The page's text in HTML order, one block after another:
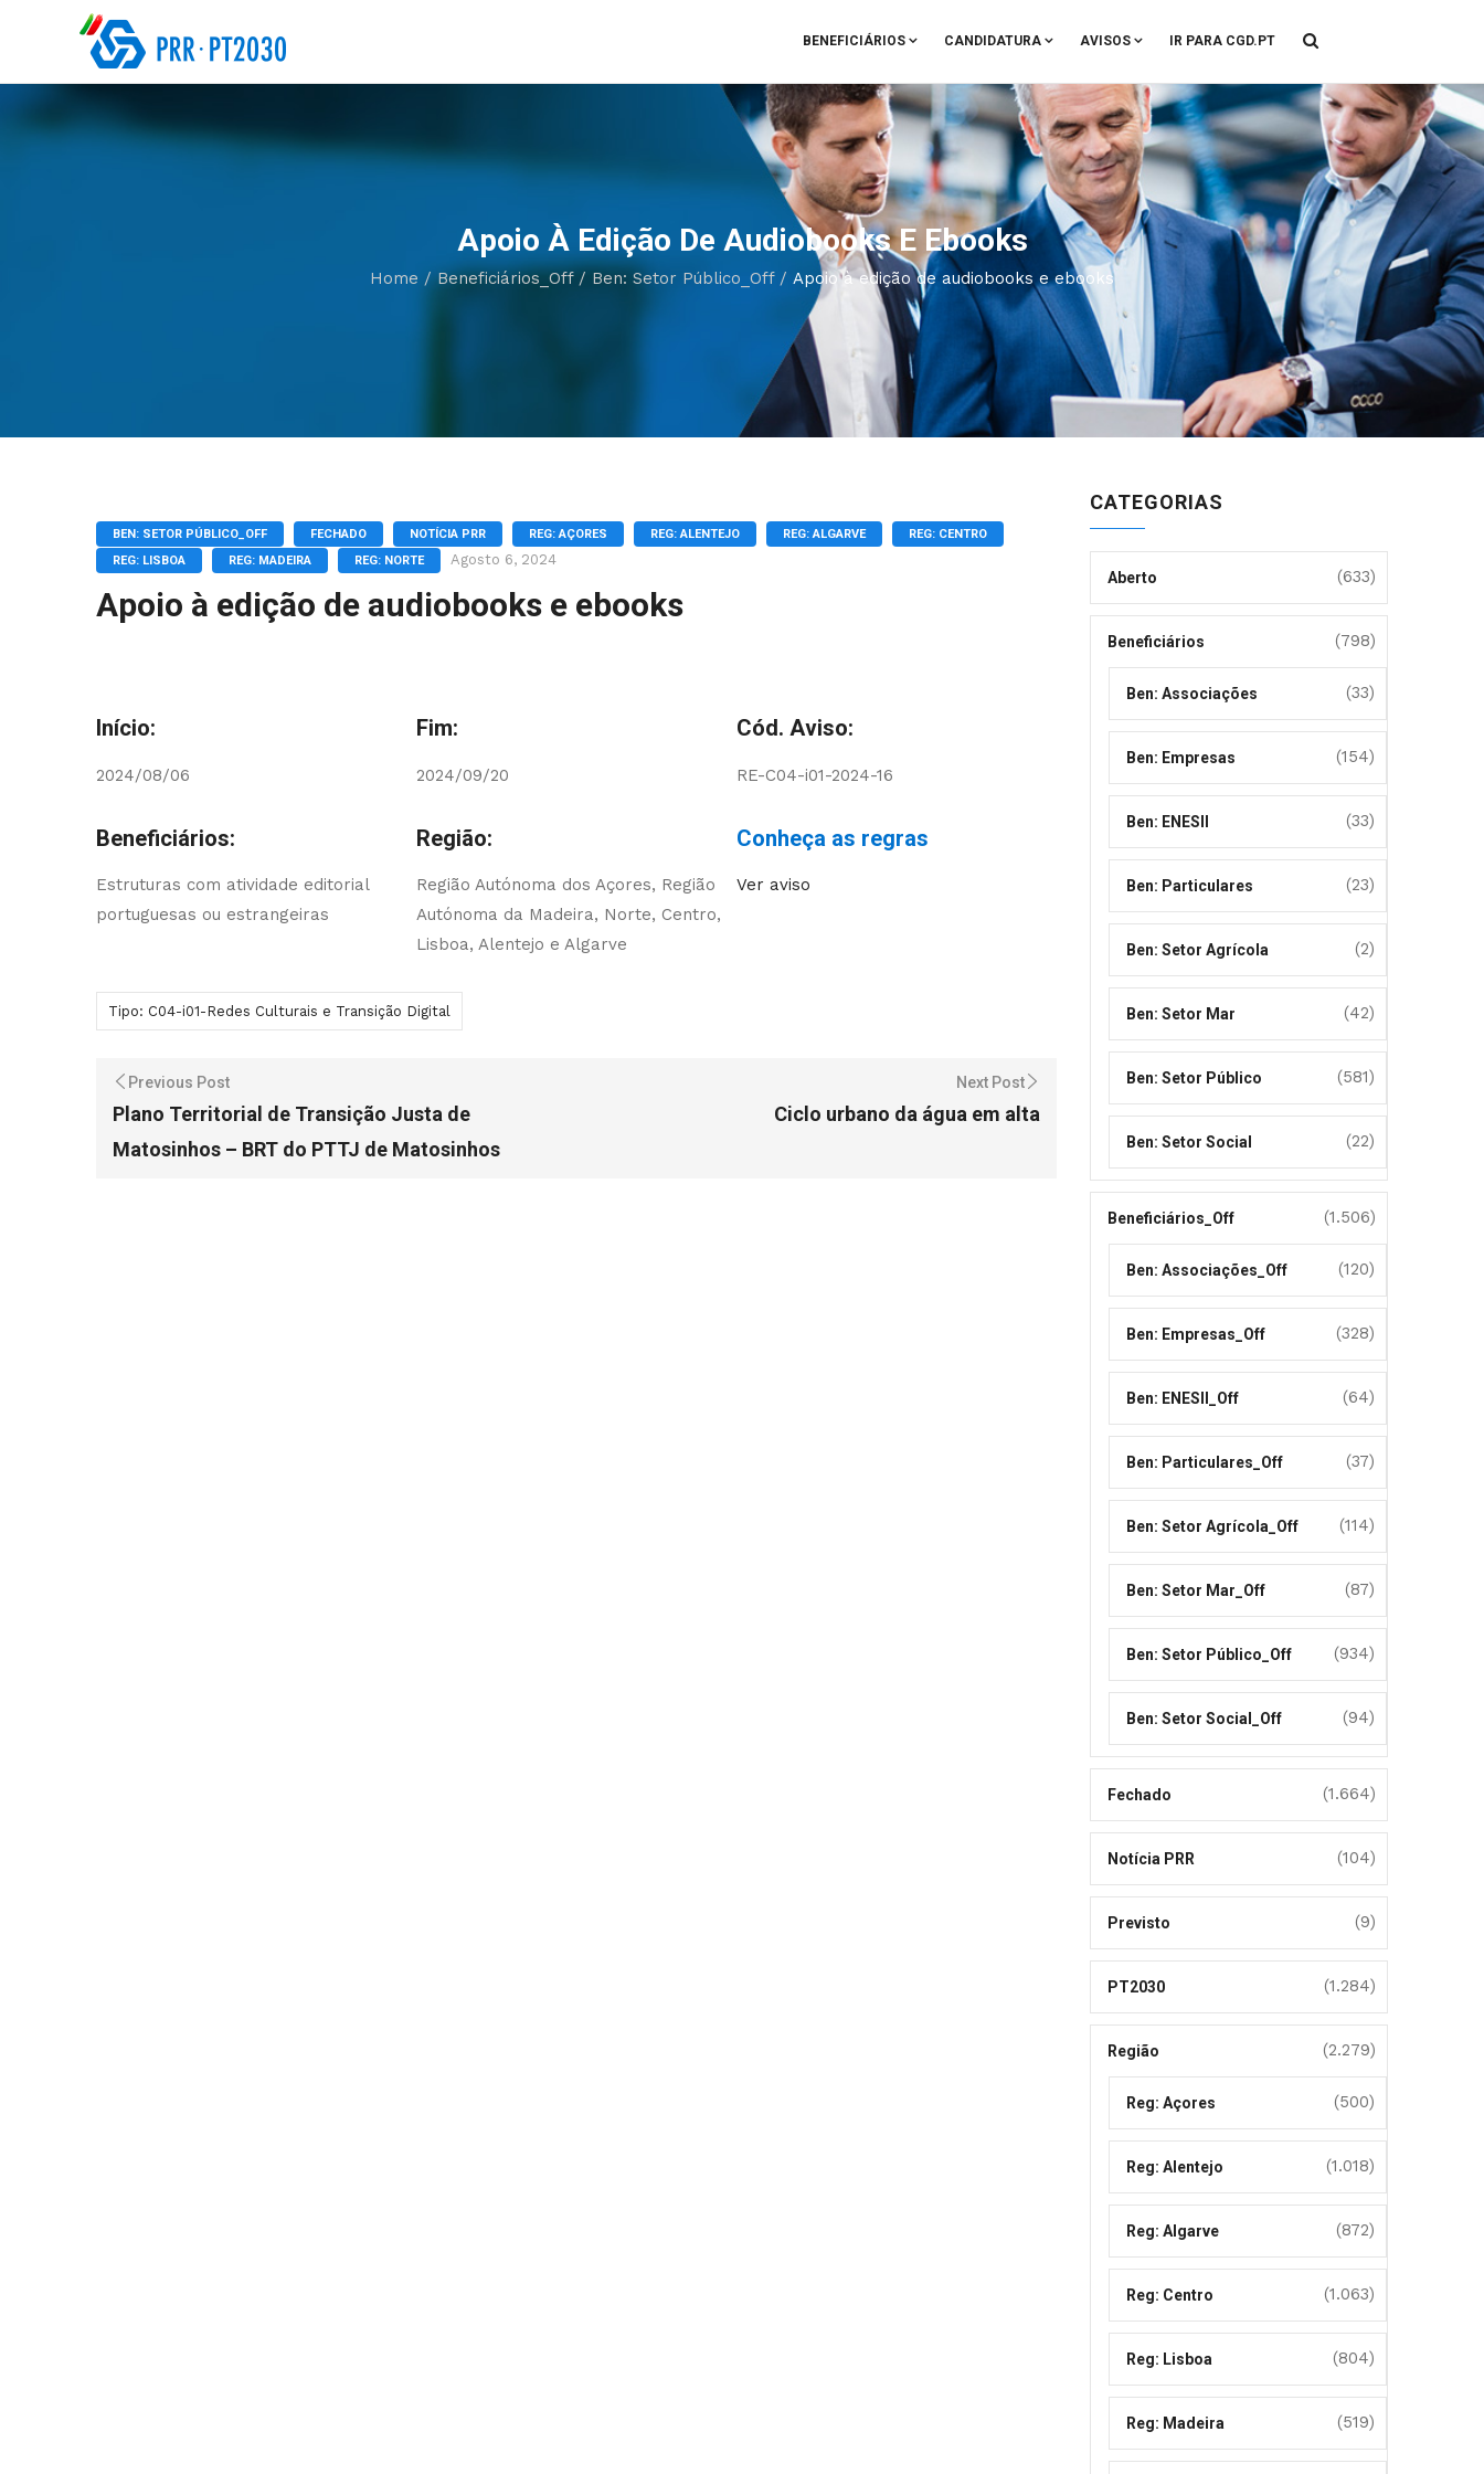
BENEFICIÁRIOS CANDIDATURA AVISOS IR PARA CGD.PT
Apoio À Edição De Audiobooks E Ebooks
Home / Beneficiários_Off/ Ben: Setor Público_Off/ Apoio à edição de audiobooks e ebooks
BEN: SETOR PÚBLICO_OFF FECHADO NOTÍCIA PRR REG: AÇORES REG: ALENTEJO REG: ALGARVE
REG: CENTRO
REG: LISBOA
REG: MADEIRA REG: NORTE Agosto 6, 2024
Apoio à edição de audiobooks e ebooks
Início:
2024/08/06
Fim:
2024/09/20
Cód. Aviso:
RE-C04-i01-2024-16
Beneficiários:
Estruturas com atividade editorial
portuguesas ou estrangeiras
Região:
Região Autónoma dos Açores, Região
Autónoma da Madeira, Norte, Centro,
Lisboa, Alentejo e Algarve
Conheça as regras
Ver aviso
Tipo: C04-i01-Redes Culturais e Transição Digital
Previous Post
Plano Territorial de Transição Justa de
Matosinhos – BRT do PTTJ de Matosinhos
Next Post
Ciclo urbano da água em alta
CATEGORIAS
Aberto (633)
Beneficiários (798)
Ben: Associações (33)
Ben: Empresas (154)
Ben: ENESII (33)
Ben: Particulares (23)
Ben: Setor Agrícola (2)
Ben: Setor Mar (42)
Ben: Setor Público (581)
Ben: Setor Social (22)
Beneficiários_Off (1.506)
Ben: Associações_Off (120)
Ben: Empresas_Off (328)
Ben: ENESII_Off (64)
Ben: Particulares_Off (37)
Ben: Setor Agrícola_Off (114)
Ben: Setor Mar_Off (87)
Ben: Setor Público_Off (934)
Ben: Setor Social_Off (94)
Fechado (1.664)
Notícia PRR (104)
Previsto (9)
PT2030 (1.284)
Região (2.279)
Reg: Açores (500)
Reg: Alentejo (1.018)
Reg: Algarve (872)
Reg: Centro (1.063)
Reg: Lisboa (804)
Reg: Madeira (519)